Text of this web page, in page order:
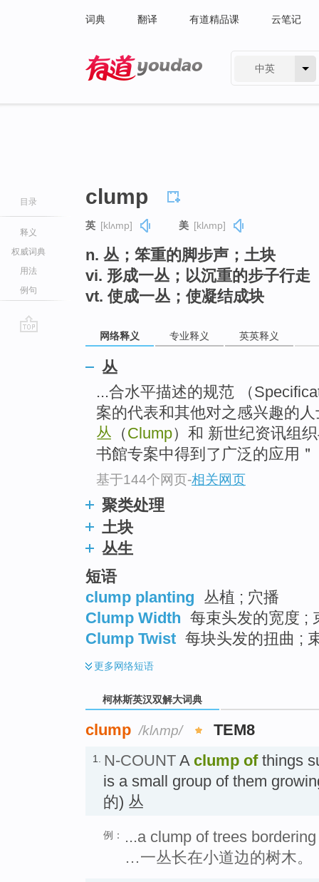
词典 翻译 有道精品课 云笔记
中英
目录
释义
权威词典
用法
例句
clump
英 [klʌmp] 美 [klʌmp]
n. 丛；笨重的脚步声；土块
vi. 形成一丛；以沉重的步子行走
vt. 使成一丛；使凝结成块
网络释义 专业释义 英英释义
丛
...合水平描述的规范 （
案的代表和其他对之感兴趣的
丛 （Clump）和 新世纪资讯组
书館专案中得到了广泛的应用＂
基于144个网页-相关网页
聚类处理
土块
丛生
短语
clump planting 丛植 ; 穴播
Clump Width 每束头发的宽度 ;
Clump Twist 每块头发的扭曲 ;
更多网络短语
柯林斯英汉双解大词典
clump /klʌmp/ TEM8
1. N-COUNT A clump ofthings
is a small group of them
的) 丛
例：
...a clump of trees
…一丛长在小道边的树木。